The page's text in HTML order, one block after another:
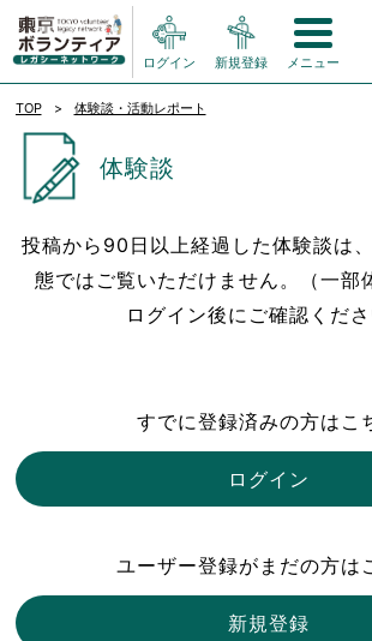
ログイン 新規登録 メニュー
TOP 体験談・活動レポート
体験談
投稿から90日以上経過した体験談は
態ではご覧いただけません。（一部
ログイン後にご確認くださ
すでに登録済みの方はこ
ログイン
ユーザー登録がまだの方は
新規登録